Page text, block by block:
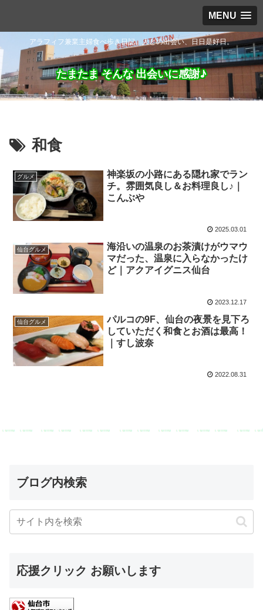
MENU
アラフィフ兼業主婦食べ歩き日記。人との出会い、日日是好日。
たまたま そんな 出会いに感謝♪
和食
グルメ
神楽坂の小路にある隠れ家でラン
チ。雰囲気良し＆お料理良し♪｜
こんぶや
2025.03.01
仙台グルメ
海沿いの温泉のお茶漬けがウマウ
マだった、温泉に入らなかったけ
ど｜アクアイグニス仙台
2023.12.17
仙台グルメ
パルコの9F、仙台の夜景を見下ろ
していただく和食とお酒は最高！
｜すし波奈
2022.08.31
ブログ内検索
応援クリック お願いします